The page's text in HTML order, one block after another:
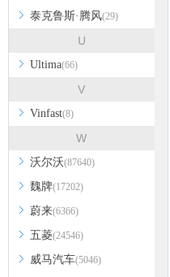
泰克鲁斯·腾风(29)
U
Ultima(66)
V
Vinfast(8)
W
沃尔沃(87640)
魏牌(17202)
蔚来(6366)
五菱(24546)
威马汽车(5046)